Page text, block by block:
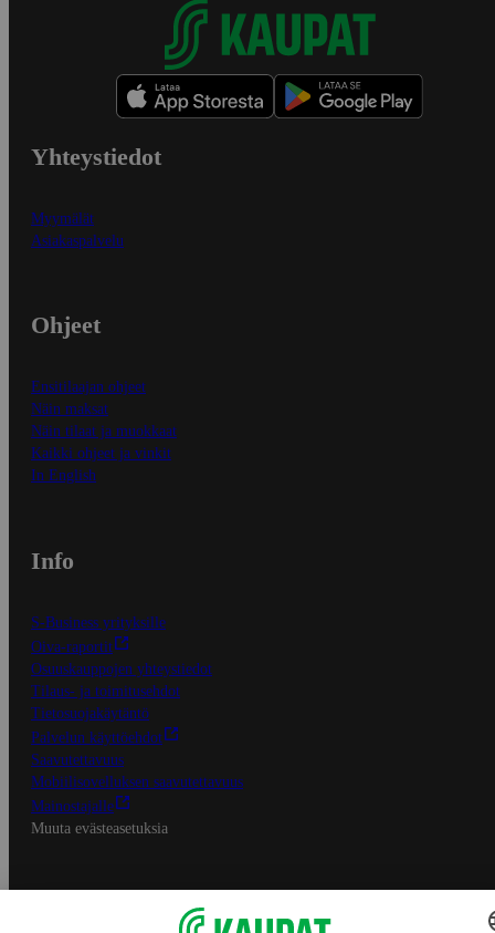
Yhteystiedot
Myymälät
Asiakaspalvelu
Ohjeet
Ensitilaajan ohjeet
Näin maksat
Näin tilaat ja muokkaat
Kaikki ohjeet ja vinkit
In English
Info
S-Business yrityksille
Oiva-raportit
Osuuskauppojen yhteystiedot
Tilaus- ja toimitusehdot
Tietosuojakäytäntö
Palvelun käyttöehdot
Saavutettavuus
Mobiilisovelluksen saavutettavuus
Mainostajalle
Muuta evästeasetuksia
S-ryhmän palvelut